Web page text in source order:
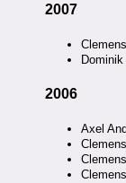
2007
2006
Axel